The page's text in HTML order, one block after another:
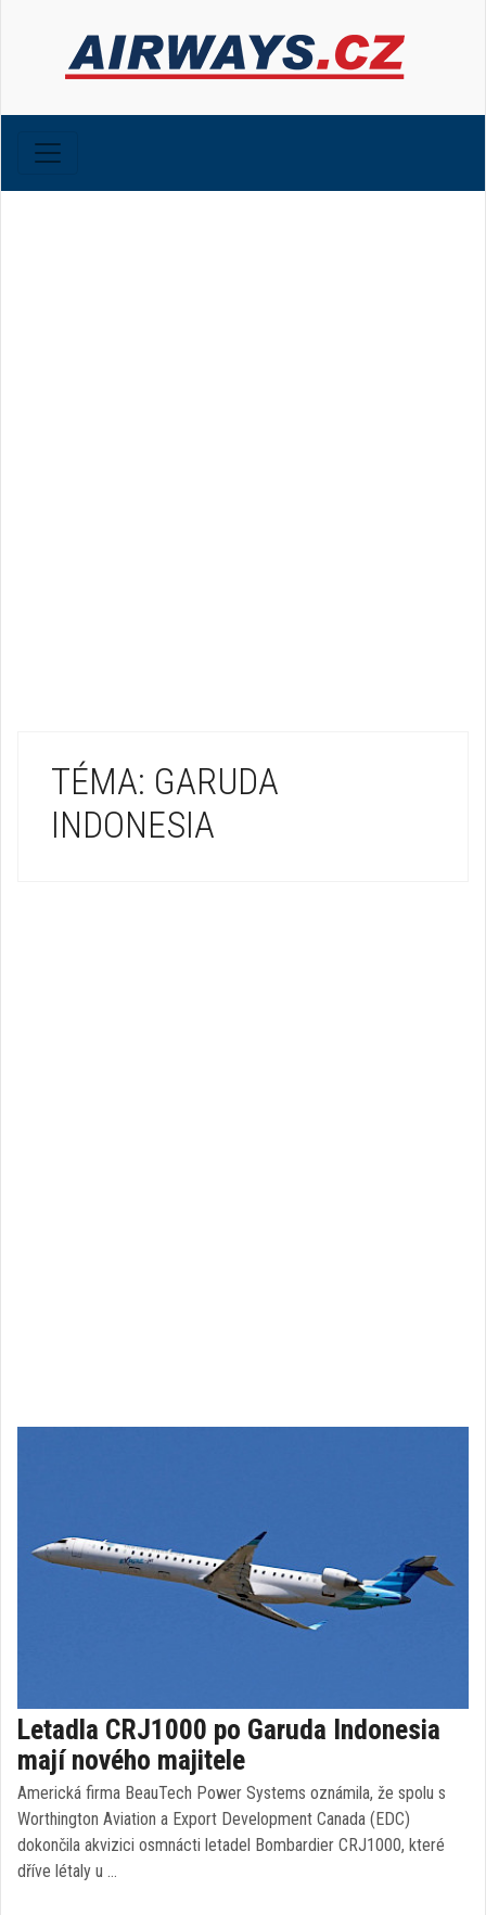
TÉMA: GARUDA
INDONESIA
Letadla CRJ1000 po Garuda Indonesia
mají nového majitele
Americká firma BeauTech Power Systems oznámila, že spolu s
Worthington Aviation a Export Development Canada (EDC)
dokončila akvizici osmnácti letadel Bombardier CRJ1000, které
dříve létaly u …